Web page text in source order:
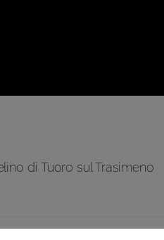
di Tuoro sul Trasimeno